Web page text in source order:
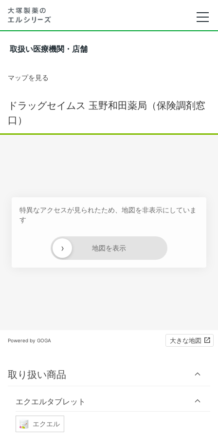
取扱い医療機関・店舗
マップを見る
ドラッグセイムス 玉野和田薬局（保険調剤窓
口）
特異なアクセスが見られたため、地図を非表示にしていま
す
地図を表示
›
Powered by GOGA 大きな地図
取り扱い商品
エクエルタブレット
エクエル